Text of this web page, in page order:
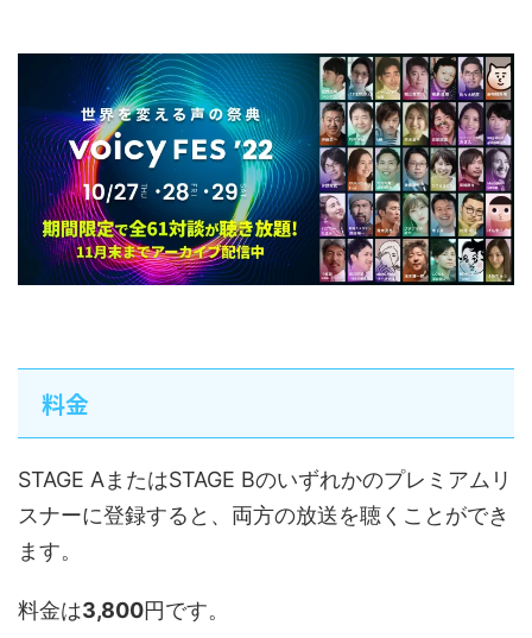
料金
STAGE AまたはSTAGE Bのいずれかのプレミアムリ
スナーに登録すると、両方の放送を聴くことができ
ます。
料金は3,800円です。